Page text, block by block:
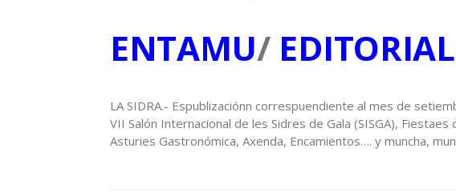
ENTAMU/EDITORIAL
LA SIDRA.- Espublizaciónn correspuendiente al mes de
VII Salón Internacional de les Sidres de Gala (SISGA), Fiestaes
Asturies Gastronómica, Axenda, Encamientos…. y muncha,